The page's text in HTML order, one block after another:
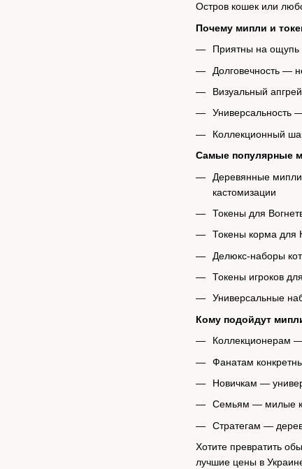
Остров кошек или
Почему мипли и
Приятны на ощупь
Долговечность —
Визуальный
Универсальность
Коллекционный
Самые популярные
Деревянные мипли
кастомизации
Токены для
Токены корма для
Делюкс-наборы
Токены игроков
Универсальные
Кому подойдут
Коллекционерам
Фанатам
Новичкам —
Семьям — милые
Стратегам —
Хотите превратить
лучшие цены в